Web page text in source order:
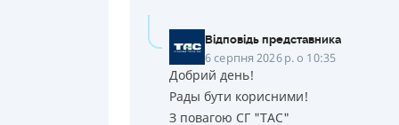
Відповідь представника
6 серпня 2026 р. о 10:35
Добрий день!
Рады бути корисними!
З повагою СГ "ТАС"